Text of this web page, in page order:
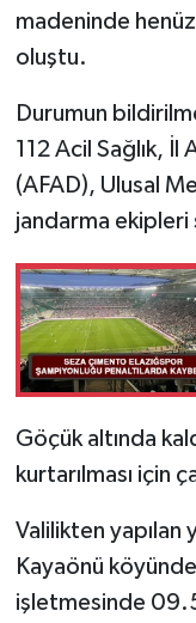
madeninde
oluştu.
Durumun
112 Acil Sağlık,
(AFAD), Ulusal
jandarma ekipleri
Göçük altında
kurtarılması için
Valilikten yapılan
Kayaönü
işletmesinde
TEKNOLOJİ